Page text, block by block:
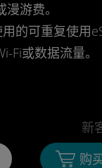
游费。
的可重复使用
Fi或数据流量。
新
购